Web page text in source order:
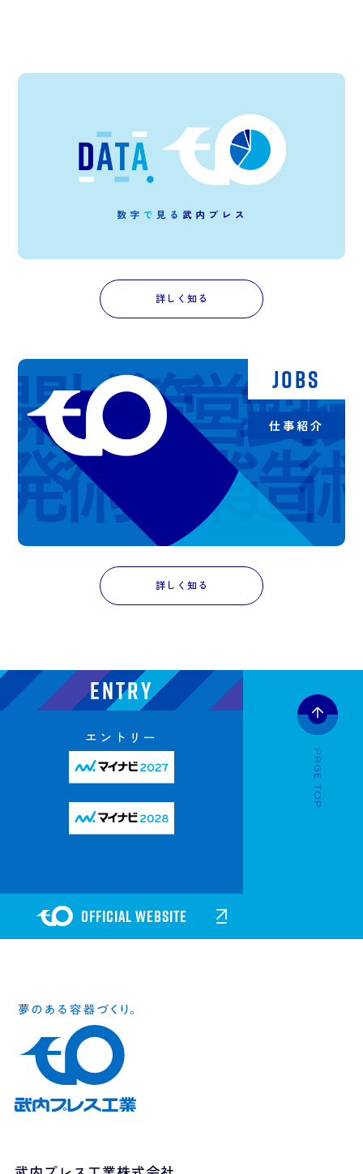
詳しく知る
JOBS
仕事紹介
詳しく知る
ENTRY
エントリー
OFFICIAL WEBSITE
PAGE TOP